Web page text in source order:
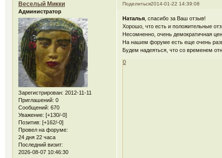
Поделиться2014-01-22 14:39:08
Веселый Микки
Администратор
Зарегистрирован: 2012-11-11
Приглашений: 0
Сообщений: 670
Уважение: [+130/-0]
Позитив: [+162/-0]
Провел на форуме:
24 дня 22 часа
Последний визит:
2026-08-07 10:46:30
Наталья , спасибо за Ваш отзыв!
Хорошо, что есть и положительные
Несомненно, очень демократичная
На нашем форуме есть еще очень
Будем надеяться, что со временем
0